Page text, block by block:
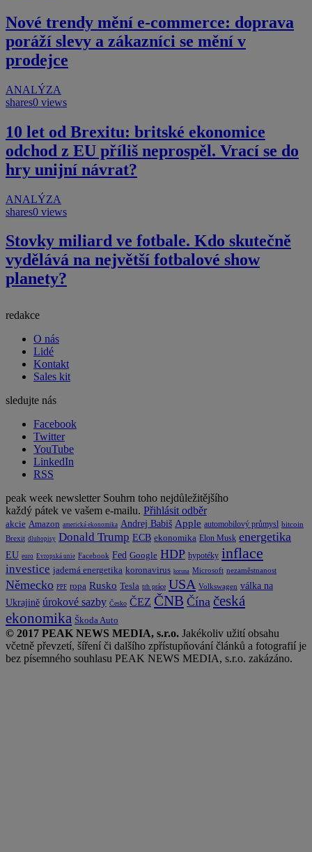
Nové trendy mění e-commerce: doprava
poráží slevy a zákazníci se mění v
prodejce
ANALÝZA
shares0 views
10 let od Brexitu: britské ekonomice
odchod z EU příliš neprospěl. Vrací se do
hry unijní návrat?
ANALÝZA
shares0 views
Stovky miliard ve fotbale. Kdo skutečně
vydělává na největší fotbalové show
planety?
redakce
O nás
Lidé
Kontakt
Sales kit
sledujte nás
Facebook
Twitter
YouTube
LinkedIn
RSS
peak week newsletter Souhrn toho nejdůležitějšího
každý pátek ve vašem e-mailu. Přihlásit odběr
akcie Amazon americká ekonomika Andrej Babiš Apple automobilový průmysl bitcoin
Brexit dluhopisy Donald Trump ECB ekonomika Elon Musk energetika
EU euro Evropská unie Facebook Fed Google HDP hypotéky inflace
investice jaderná energetika koronavirus koruna Microsoft nezaměstnanost
Německo PPF ropa Rusko Tesla trh práce USA Volkswagen válka na
Ukrajině úrokové sazby Česko ČEZ ČNB Čína česká
ekonomika Škoda Auto
© 2017 PEAK NEWS MEDIA, s.r.o. Jakékoliv užití obsahu
včetně převzetí, šíření či dalšího zpřístupňování článků a fotografií je
bez písemného souhlasu PEAK NEWS MEDIA, s.r.o. zakázáno.